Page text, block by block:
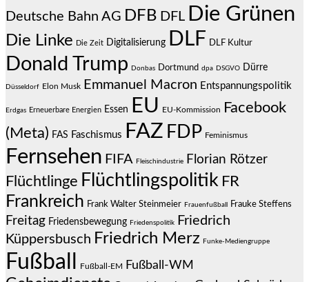
Deutsche Bahn AG DFB DFL Die Grünen
Die Linke Die Zeit Digitalisierung DLF DLF Kultur
Donald Trump Donbas Dortmund dpa DSGVO Dürre
Düsseldorf Elon Musk Emmanuel Macron Entspannungspolitik
Erdgas Erneuerbare Energien Essen EU EU-Kommission
Facebook
(Meta) FAS Faschismus FAZ FDP Feminismus
Fernsehen FIFA Fleischindustrie Florian Rötzer
Flüchtlinge Flüchtlingspolitik FR
Frankreich Frank Walter Steinmeier Frauenfußball Frauke Steffens
Freitag Friedensbewegung Friedenspolitik
Friedrich
Küppersbusch Friedrich Merz Funke-Mediengruppe
Fußball Fußball-EM Fußball-WM